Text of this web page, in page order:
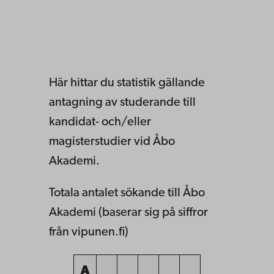
Här hittar du statistik gällande
antagning av studerande till
kandidat- och/eller
magisterstudier vid Åbo
Akademi.
Totala antalet sökande till Åbo
Akademi (baserar sig på siffror
från vipunen.fi)
A